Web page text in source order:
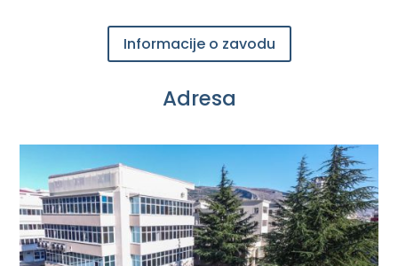
Informacije o zavodu
Adresa